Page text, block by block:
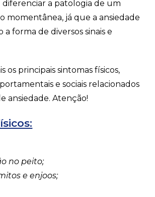
diferenciar a patologia de um
momentânea, já que a ansiedade
a forma de diversos sinais e
os principais sintomas físicos,
e sociais relacionados
ansiedade. Atenção!
no peito;
e enjoos;